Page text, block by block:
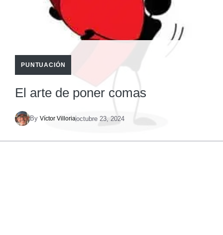
PUNTUACIÓN
El arte de poner comas
By Víctor Villoriaoctubre 23, 2024